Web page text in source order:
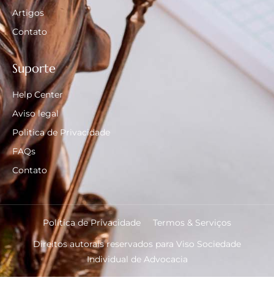
Artigos
Contato
Suporte
Help Center
Aviso legal
Politica de Privacidade
FAQs
Contato
Direitos autorais reservados para Viso Sociedade
Individual de Advocacia
Política de Privacidade Termos & Serviços